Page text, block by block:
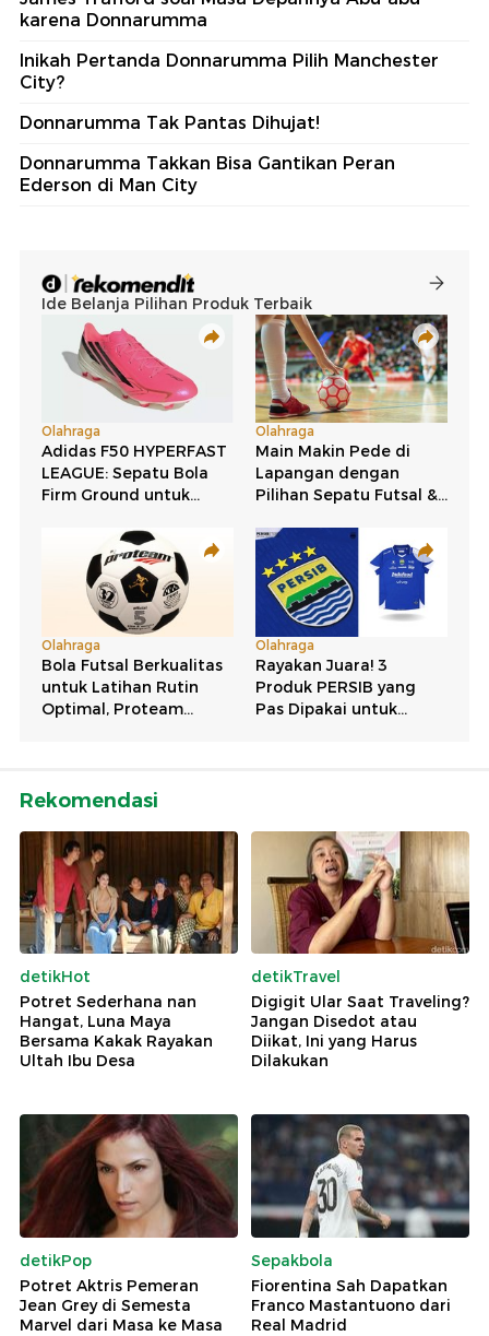
karena Donnarumma
Inikah Pertanda Donnarumma Pilih Manchester
City?
Donnarumma Tak Pantas Dihujat!
Donnarumma Takkan Bisa Gantikan Peran
Ederson di Man City
Rekomendasi
detikHot
Potret Sederhana nan
Hangat, Luna Maya
Bersama Kakak Rayakan
Ultah Ibu Desa
detikTravel
Digigit Ular Saat Traveling?
Jangan Disedot atau
Diikat, Ini yang Harus
Dilakukan
detikPop
Potret Aktris Pemeran
Jean Grey di Semesta
Marvel dari Masa ke Masa
Sepakbola
Fiorentina Sah Dapatkan
Franco Mastantuono dari
Real Madrid